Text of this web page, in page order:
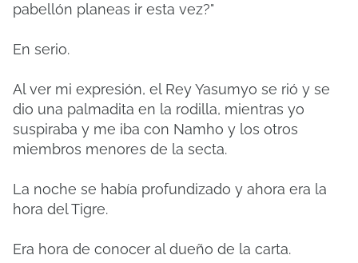
pabellón planeas ir esta vez?"
En serio.
Al ver mi expresión, el Rey Yasumyo se rió y se
dio una palmadita en la rodilla, mientras yo
suspiraba y me iba con Namho y los otros
miembros menores de la secta.
La noche se había profundizado y ahora era la
hora del Tigre.
Era hora de conocer al dueño de la carta.